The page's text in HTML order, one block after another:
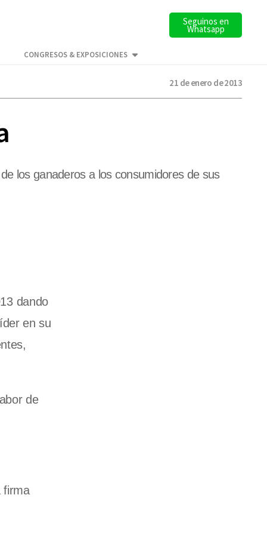
Seguinos en
Whatsapp
CONGRESOS & EXPOSICIONES
21 de enero de 2013
los ganaderos a los consumidores de sus
dando
en su
de
firma